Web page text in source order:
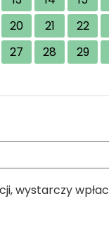
20 21 22
27 28 29
wystarczy